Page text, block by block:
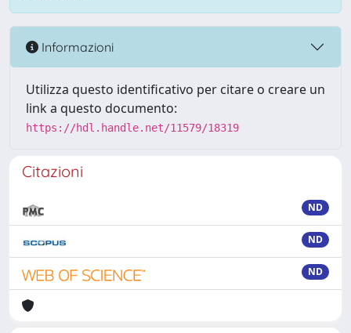
Informazioni
Utilizza questo identificativo per citare o creare un
link a questo documento:
https://hdl.handle.net/11579/18319
Citazioni
ND
ND
ND